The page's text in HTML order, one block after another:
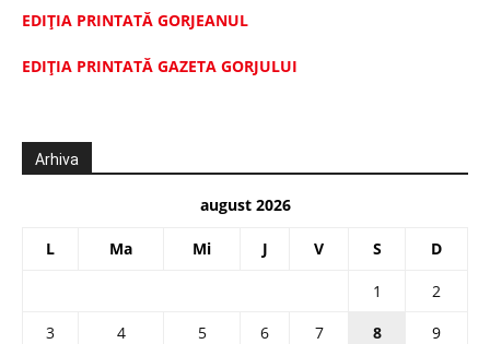
EDIȚIA PRINTATĂ GORJEANUL
EDIŢIA PRINTATĂ GAZETA GORJULUI
Arhiva
august 2026
L Ma Mi J V S D
1
2
3
4 5 6 7 8 9